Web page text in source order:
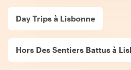
Day Trips à Lisbonne
Hors Des Sentiers Battus à